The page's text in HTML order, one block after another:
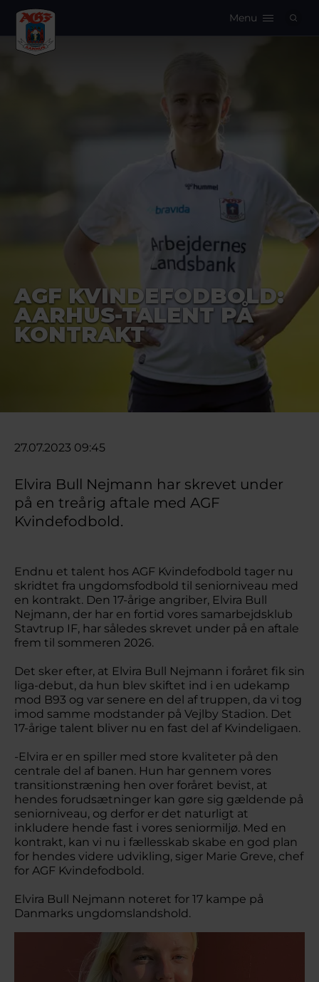
Menu
AGF KVINDEFODBOLD:
AARHUS-TALENT PÅ
KONTRAKT
27.07.2023 09:45
Elvira Bull Nejmann har skrevet under
på en treårig aftale med AGF
Kvindefodbold.
Endnu et talent hos AGF Kvindefodbold tager nu
skridtet fra ungdomsfodbold til seniorniveau med
en kontrakt. Den 17-årige angriber, Elvira Bull
Nejmann, der har en fortid vores samarbejdsklub
Stavtrup IF, har således skrevet under på en aftale
frem til sommeren 2026.
Det sker efter, at Elvira Bull Nejmann i foråret fik sin
liga-debut, da hun blev skiftet ind i en udekamp
mod B93 og var senere en del af truppen, da vi tog
imod samme modstander på Vejlby Stadion. Det
17-årige talent bliver nu en fast del af Kvindeligaen.
-Elvira er en spiller med store kvaliteter på den
centrale del af banen. Hun har gennem vores
transitionstræning hen over foråret bevist, at
hendes forudsætninger kan gøre sig gældende på
seniorniveau, og derfor er det naturligt at
inkludere hende fast i vores seniormiljø. Med en
kontrakt, kan vi nu i fællesskab skabe en god plan
for hendes videre udvikling, siger Marie Greve, chef
for AGF Kvindefodbold.
Elvira Bull Nejmann noteret for 17 kampe på
Danmarks ungdomslandshold.